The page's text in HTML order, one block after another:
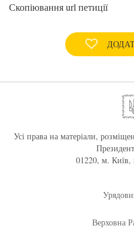
Скопіювання url петиції
Усі права на матеріали,
01220, м. Київ,
Верховна